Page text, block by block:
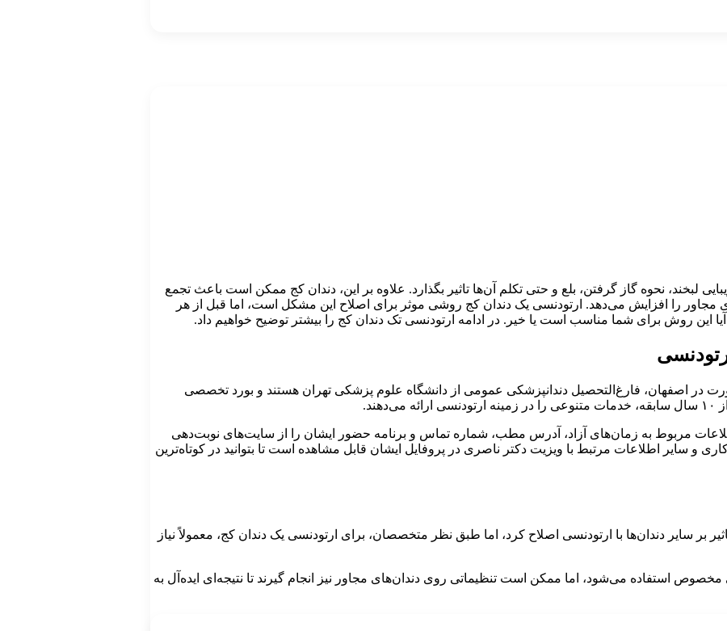
لبخند، نحوه‌ گاز گرفتن، بلع و حتی تکلم آن‌ها تاثیر بگذارد. علاوه بر این، دندان کج ممکن است باعث تجمع
را افزایش می‌دهد. ارتودنسی یک دندان کج روشی موثر برای اصلاح این مشکل است، اما قبل از هر
این روش برای شما مناسب است یا خیر. در ادامه ارتودنسی تک دندان کج را بیشتر توضیح خواهیم داد.
اصفهان، فارغ‌التحصیل دندانپزشکی عمومی از دانشگاه علوم پزشکی تهران هستند و بورد تخصصی
مربوط به زمان‌های آزاد، آدرس مطب، شماره تماس و برنامه حضور ایشان را از سایت‌های نوبت‌دهی
و سایر اطلاعات مرتبط با ویزیت دکتر ناصری در پروفایل ایشان قابل مشاهده است تا بتوانید در کوتاه‌ترین
بر سایر دندان‌ها با ارتودنسی اصلاح کرد، اما طبق نظر متخصصان، برای ارتودنسی یک دندان کج، معمولاً نیاز
استفاده می‌شود، اما ممکن است تنظیماتی روی دندان‌های مجاور نیز انجام گیرند تا نتیجه‌ای ایده‌آل به